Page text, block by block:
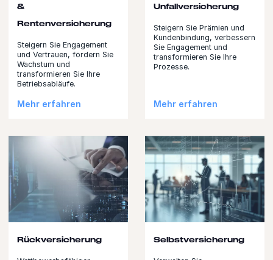
&
Rentenversicherung
Steigern Sie Engagement
und Vertrauen, fördern Sie
Wachstum und
transformieren Sie Ihre
Betriebsabläufe.
Mehr erfahren
Unfallversicherung
Steigern Sie Prämien und
Kundenbindung, verbessern
Sie Engagement und
transformieren Sie Ihre
Prozesse.
Mehr erfahren
Rückversicherung Selbstversicherung